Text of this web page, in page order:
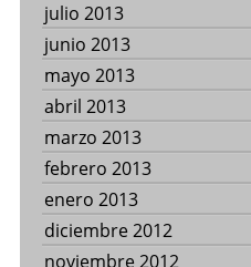
julio 2013
junio 2013
mayo 2013
abril 2013
marzo 2013
febrero 2013
enero 2013
diciembre 2012
noviembre 2012